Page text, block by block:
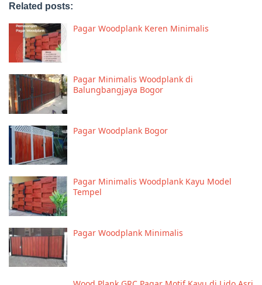
Related posts:
Pagar Woodplank Keren Minimalis
Pagar Minimalis Woodplank di
Balungbangjaya Bogor
Pagar Woodplank Bogor
Pagar Minimalis Woodplank Kayu Model
Tempel
Pagar Woodplank Minimalis